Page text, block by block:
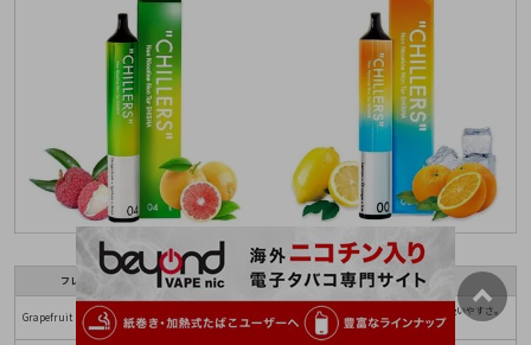
フレーバー名 特徴
Grapefruit × Lychee × Mint
爽やかな柑橘とミントのバランスが良く、人気No.1なのも納得の吸いやすさ。
迷ったらまずこれ。